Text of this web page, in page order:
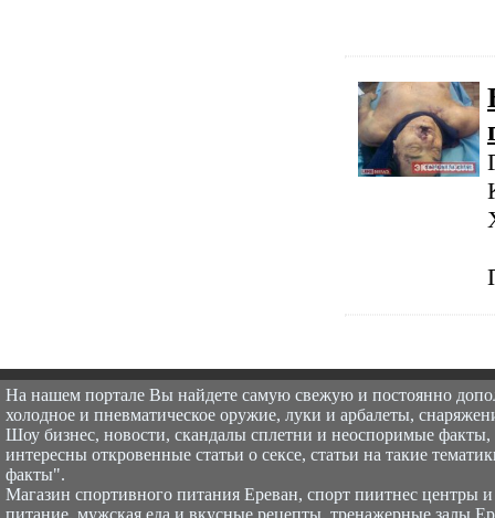
На нашем портале Вы найдете самую свежую и постоянно
холодное и пневматическое оружие, луки и арбалеты,
Шоу бизнес, новости, скандалы сплетни и неоспоримые факты,
интересны откровенные статьи о сексе, статьи на такие
факты".
Магазин спортивного питания Ереван, спорт пиитнес центры
питание, мужская еда и вкусные рецепты, тренажерные залы